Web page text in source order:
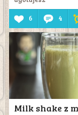
6 4
Milk shake z